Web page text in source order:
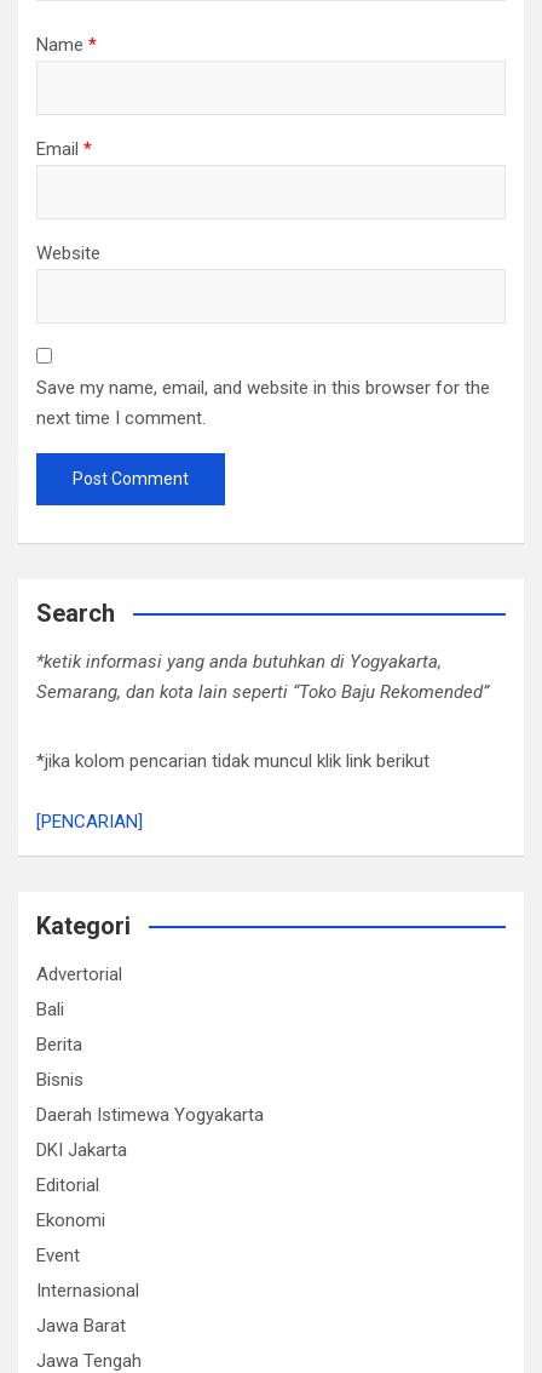
Name *
Email *
Website
Save my name, email, and website in this browser for the
next time I comment.
Search
*ketik informasi yang anda butuhkan di Yogyakarta,
Semarang, dan kota lain seperti “Toko Baju Rekomended”
*jika kolom pencarian tidak muncul klik link berikut
[PENCARIAN]
Kategori
Advertorial
Bali
Berita
Bisnis
Daerah Istimewa Yogyakarta
DKI Jakarta
Editorial
Ekonomi
Event
Internasional
Jawa Barat
Jawa Tengah